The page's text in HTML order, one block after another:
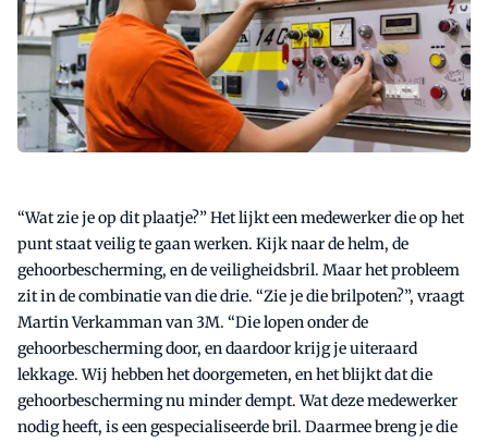
“Wat zie je op dit plaatje?” Het lijkt een medewerker die op het
punt staat veilig te gaan werken. Kijk naar de helm, de
gehoorbescherming, en de veiligheidsbril. Maar het probleem
zit in de combinatie van die drie. “Zie je die brilpoten?”, vraagt
Martin Verkamman van 3M. “Die lopen onder de
gehoorbescherming door, en daardoor krijg je uiteraard
lekkage. Wij hebben het doorgemeten, en het blijkt dat die
gehoorbescherming nu minder dempt. Wat deze medewerker
nodig heeft, is een gespecialiseerde bril. Daarmee breng je die